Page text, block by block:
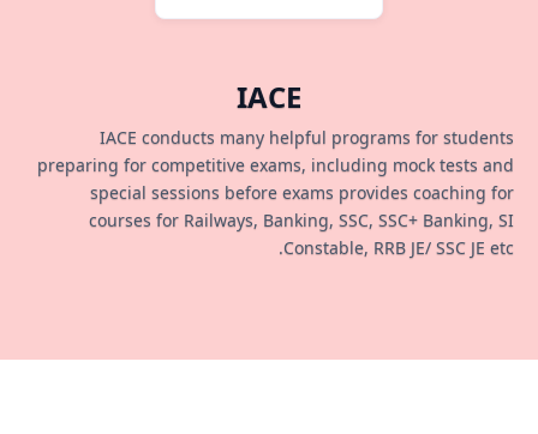
IACE
IACE conducts many helpful programs for students
preparing for competitive exams, including mock tests and
special sessions before exams provides coaching for
courses for Railways, Banking, SSC, SSC+ Banking, SI
Constable, RRB JE/ SSC JE etc.